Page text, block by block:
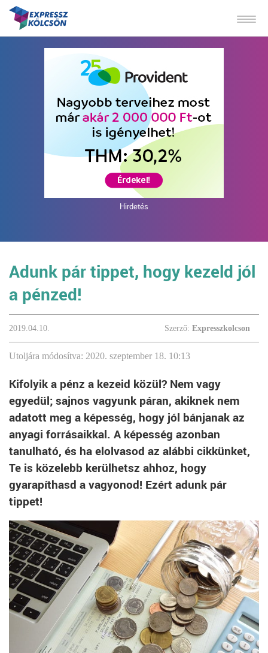
Hirdetés
Adunk pár tippet, hogy kezeld jól
a pénzed!
2019.04.10. Szerző: Expresszkolcson
Utoljára módosítva: 2020. szeptember 18. 10:13
Kifolyik a pénz a kezeid közül? Nem vagy
egyedül; sajnos vagyunk páran, akiknek nem
adatott meg a képesség, hogy jól bánjanak az
anyagi forrásaikkal. A képesség azonban
tanulható, és ha elolvasod az alábbi cikkünket,
Te is közelebb kerülhetsz ahhoz, hogy
gyarapíthasd a vagyonod! Ezért adunk pár
tippet!